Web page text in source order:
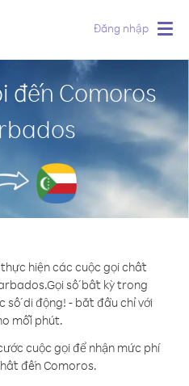
Đăng nhập
đến Comoros
hiện các cuộc gọi chất
Gọi số bất kỳ trong
số di động! - bắt đầu chỉ với
mỗi phút.
cuộc gọi để nhận mức phí
đến Comoros.